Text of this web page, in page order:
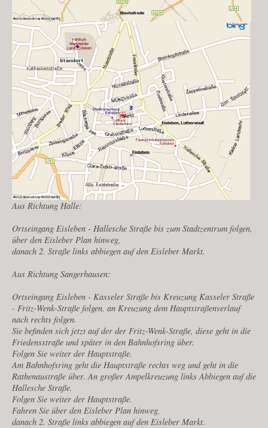
Aus Richtung Halle:
Ortseingang Eisleben - Hallesche Straße bis zum Stadtzentrum folgen,
über den Eisleber Plan hinweg,
danach 2. Straße links abbiegen auf den Eisleber Markt.
Aus Richtung Sangerhausen:
Ortseingang Eisleben - Kasseler Straße bis Kreuzung Kasseler Straße
- Fritz-Wenk-Straße folgen, an Kreuzung dem Hauptstraßenverlauf
nach rechts folgen.
Sie befinden sich jetzt auf der der Fritz-Wenk-Straße, diese geht in die
Friedensstraße und später in den Bahnhofsring über.
Folgen Sie weiter der Hauptstraße.
Am Bahnhofsring geht die Hauptstraße rechts weg und geht in die
Rathenaustraße über. An großer Ampelkreuzung links Abbiegen auf die
Hallesche Straße.
Folgen Sie weiter der Hauptstraße.
Fahren Sie über den Eisleber Plan hinweg,
danach 2. Straße links abbiegen auf den Eisleber Markt.